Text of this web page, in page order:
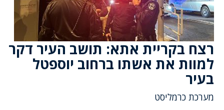
רצח בקריית אתא: תושב העיר דקר
למוות את אשתו ברחוב יוספטל
בעיר
מערכת כרמליסט